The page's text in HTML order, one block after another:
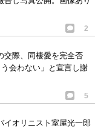
2
交際、同棲愛を完全否
会わない」と宣言し謝
5
イオリニスト室屋光一郎